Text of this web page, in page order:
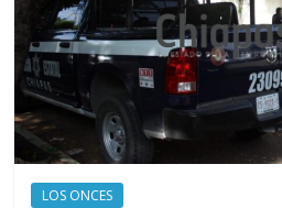
LOS ONCES